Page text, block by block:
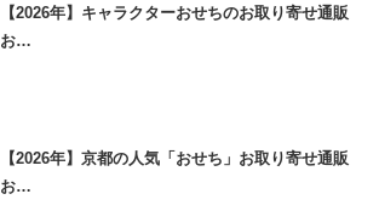
【2026年】キャラクターおせちのお取り寄せ通販
お…
【2026年】京都の人気「おせち」お取り寄せ通販
お…